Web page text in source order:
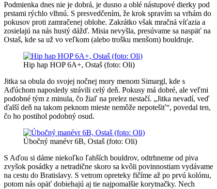
Podmienka dnes nie je dobrá, je dusno a oblé nástupové dierky pod
prstami rýchlo vlhnú. S presvedčením, že krok spravím sa vrhám do
pokusov proti zamračenej oblohe. Zakrátko však mračná víťazia a
zosielajú na nás hustý dážď. Misia nevyšla, presúvame sa naspäť na
Ostaš, kde sa už vo veľkom (alebo trošku menšom) bouldruje.
Hip hap HOP 6A+, Ostaš (foto: Oli)
Jitka sa obula do svojej nočnej mory menom Simargl, kde s
Aďúchom naposledy strávili celý deň. Pokusy má dobré, ale veľmi
podobné tým z minula, čo žiaľ na prelez nestačí. „Jitka nevadí, veď
ďalší deň na takom peknom mieste nemôže nepotešiť“, povedal ten,
čo ho postihol podobný osud.
Úbočný manévr 6B, Ostaš (foto: Oli)
S Aďou si dáme niekoľko ľahších bouldrov, odtrhneme od piva
zvyšok posádky a netradične skoro sa kvôli povinnostiam vydávame
na cestu do Bratislavy. S vetrom opreteky fičíme až po prvú kolónu,
potom nás opäť dobiehajú aj tie najpomalšie korytnačky. Nech